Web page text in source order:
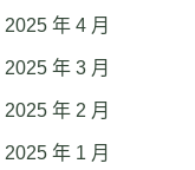
2025 年 4 月
2025 年 3 月
2025 年 2 月
2025 年 1 月